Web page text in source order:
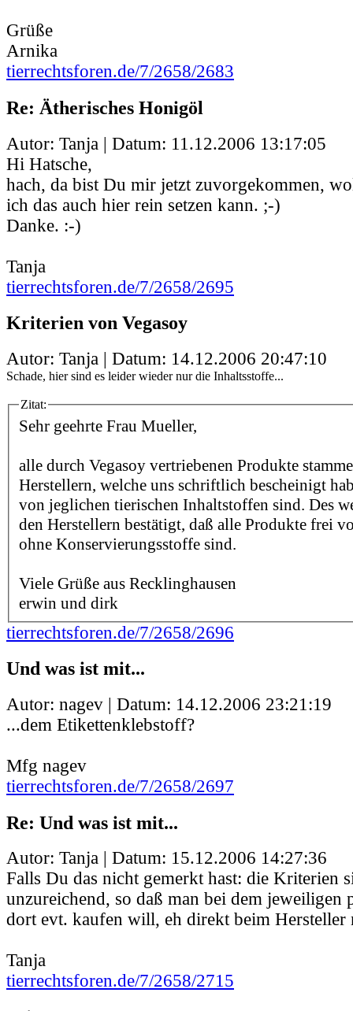
Grüße
Arnika
tierrechtsforen.de/7/2658/2683
Re: Ätherisches Honigöl
Autor: Tanja | Datum: 11.12.2006 13:17:05
Hi Hatsche,
hach, da bist Du mir jetzt zuvorgekommen,
ich das auch hier rein setzen kann. ;-)
Danke. :-)
Tanja
tierrechtsforen.de/7/2658/2695
Kriterien von Vegasoy
Autor: Tanja | Datum: 14.12.2006 20:47:10
Schade, hier sind es leider wieder nur die Inhaltsstoffe...
Zitat:
Sehr geehrte Frau Mueller,
alle durch Vegasoy vertriebenen Produkte
Herstellern, welche uns schriftlich bescheinigt
von jeglichen tierischen Inhaltstoffen sind. Des
den Herstellern bestätigt, daß alle Produkte frei
ohne Konservierungsstoffe sind.
Viele Grüße aus Recklinghausen
erwin und dirk
tierrechtsforen.de/7/2658/2696
Und was ist mit...
Autor: nagev | Datum: 14.12.2006 23:21:19
...dem Etikettenklebstoff?
Mfg nagev
tierrechtsforen.de/7/2658/2697
Re: Und was ist mit...
Autor: Tanja | Datum: 15.12.2006 14:27:36
Falls Du das nicht gemerkt hast: die Kriterien
unzureichend, so daß man bei dem jeweiligen
dort evt. kaufen will, eh direkt beim Hersteller
Tanja
tierrechtsforen.de/7/2658/2715